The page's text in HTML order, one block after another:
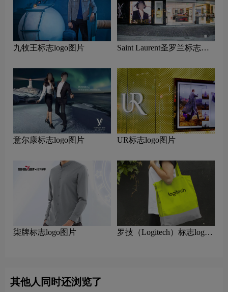
九牧王标志logo图片
Saint Laurent圣罗兰标志
意尔康标志logo图片 UR标志logo图片
柒牌标志logo图片
罗技（Logitech）标志logo
其他人同时还浏览了